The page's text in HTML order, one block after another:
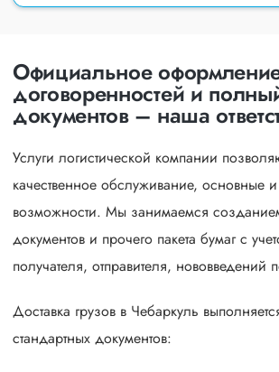
Официальное
договоренностей и
документов – наша
Услуги логистической компании
качественное обслуживание, основные
возможности. Мы занимаемся
документов и прочего пакета бумаг с
получателя, отправителя,
Доставка грузов в Чебаркуль
стандартных документов: